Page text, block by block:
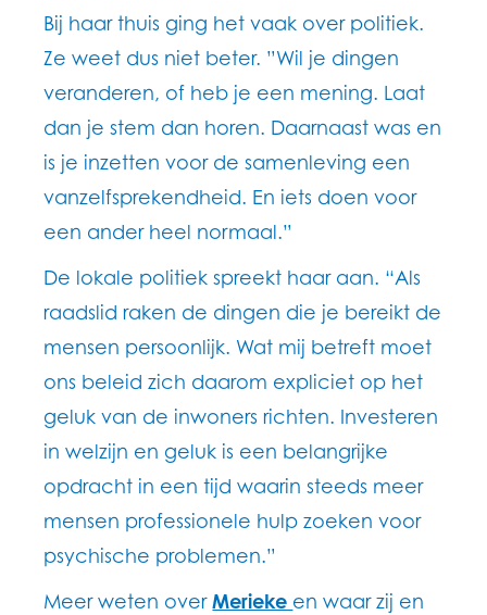
Bij haar thuis ging het vaak over politiek.
Ze weet dus niet beter. ”Wil je dingen
veranderen, of heb je een mening. Laat
dan je stem dan horen. Daarnaast was en
is je inzetten voor de samenleving een
vanzelfsprekendheid. En iets doen voor
een ander heel normaal.”
De lokale politiek spreekt haar aan. “Als
raadslid raken de dingen die je bereikt de
mensen persoonlijk. Wat mij betreft moet
ons beleid zich daarom expliciet op het
geluk van de inwoners richten. Investeren
in welzijn en geluk is een belangrijke
opdracht in een tijd waarin steeds meer
mensen professionele hulp zoeken voor
psychische problemen.”
Meer weten overMerieke en waar zij en